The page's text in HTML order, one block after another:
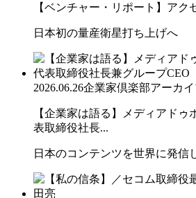
【ベンチャー・リポート】アク
日本初の量産衛星打ち上げへ
2026.06.26企業家倶楽部アーカ
【企業家は語る】メディアド
表取締役社長...
日本のコンテンツを世界に発信